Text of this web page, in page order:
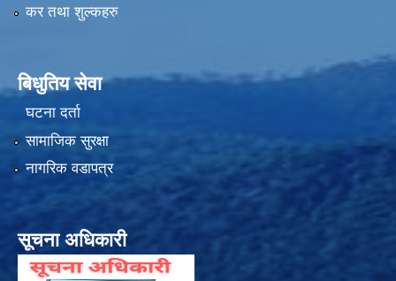
कर तथा शुल्कहरु
बिधुतिय सेवा
घटना दर्ता
सामाजिक सुरक्षा
नागरिक वडापत्र
सूचना अधिकारी